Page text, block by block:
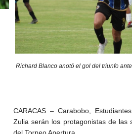
Richard Blanco anotó el gol del triunfo
CARACAS – Carabobo,
Zulia serán los protagonistas de las